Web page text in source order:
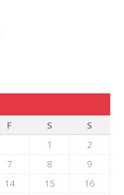
F S
S
1
2
7 8
9
14 15
16